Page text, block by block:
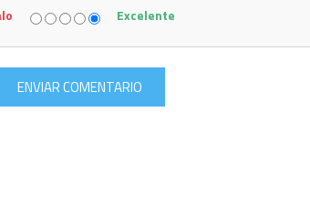
Excelente